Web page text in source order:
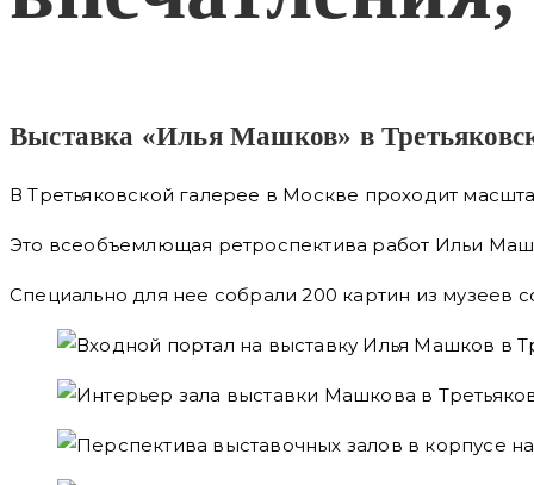
Выставка «Илья Машков» в
В Третьяковской галерее в Москве проходит
Это всеобъемлющая ретроспектива работ Ильи
Специально для нее собрали 200 картин из музеев